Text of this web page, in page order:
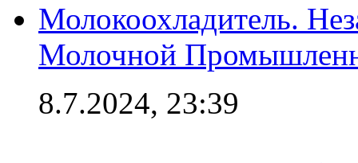
Молокоохладитель.
Молочной
8.7.2024, 23:39